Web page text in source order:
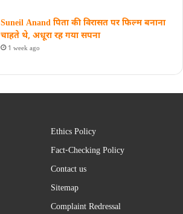
Suneil Anand पिता की विरासत पर फिल्म बनाना
चाहते थे, अधूरा रह गया सपना
1 week ago
Ethics Policy
Fact-Checking Policy
Contact us
Sitemap
Complaint Redressal